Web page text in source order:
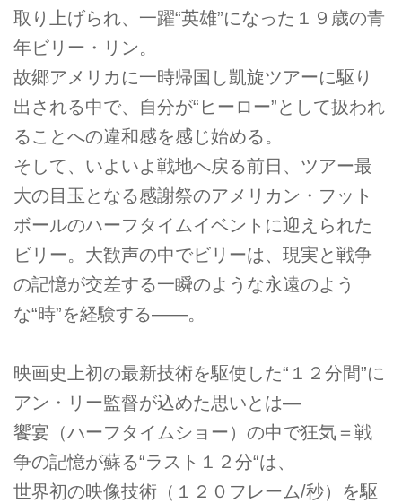
取り上げられ、一躍“英雄”になった１９歳の青
年ビリー・リン。
故郷アメリカに一時帰国し凱旋ツアーに駆り
出される中で、自分が“ヒーロー”として扱われ
ることへの違和感を感じ始める。
そして、いよいよ戦地へ戻る前日、ツアー最
大の目玉となる感謝祭のアメリカン・フット
ボールのハーフタイムイベントに迎えられた
ビリー。大歓声の中でビリーは、現実と戦争
の記憶が交差する一瞬のような永遠のよう
な“時”を経験する――。
映画史上初の最新技術を駆使した“１２分間”に
アン・リー監督が込めた思いとは―
饗宴（ハーフタイムショー）の中で狂気＝戦
争の記憶が蘇る“ラスト１２分“は、
世界初の映像技術（１２０フレーム/秒）を駆